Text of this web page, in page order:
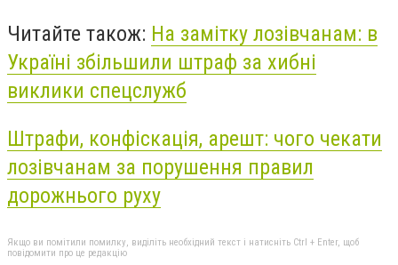
Читайте також: На замітку лозівчанам: в
Україні збільшили штраф за хибні
виклики спецслужб
Штрафи, конфіскація, арешт: чого чекати
лозівчанам за порушення правил
дорожнього руху
Якщо ви помітили помилку, виділіть необхідний текст і натисніть Ctrl + Enter, щоб
повідомити про це редакцію